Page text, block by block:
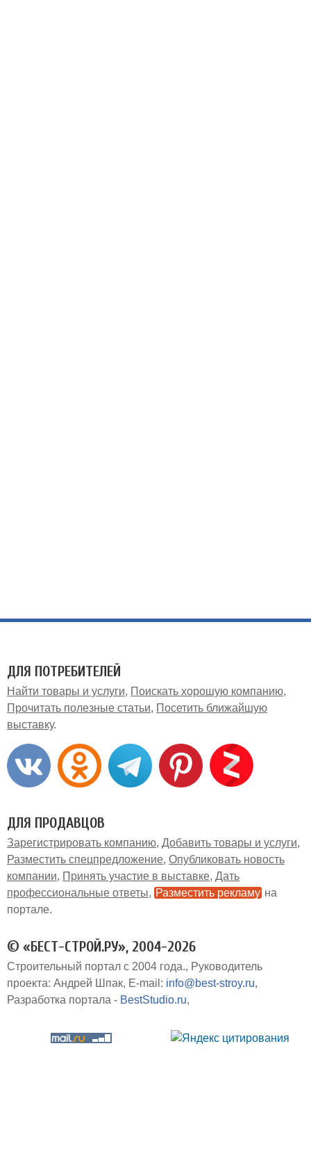
ДЛЯ ПОТРЕБИТЕЛЕЙ
Найти товары и услуги
Поискать хорошую компанию
Прочитать полезные статьи
Посетить ближайшую
выставку
ДЛЯ ПРОДАВЦОВ
Зарегистрировать компанию Добавить товары и услуги
Разместить спецпредложение Опубликовать новость
компании
Принять участие в выставке Дать
профессиональные ответы
Разместить рекламу на
портале
© «БЕСТ-СТРОЙ.РУ», 2004-2026
Строительный портал с 2004 года.
Руководитель
проекта: Андрей Шпак E-mail: info@best-stroy.ru
Разработка портала - BestStudio.ru